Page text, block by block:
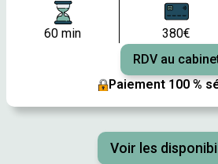
60 min 380€
RDV au
Paiement 100 %
Voir les